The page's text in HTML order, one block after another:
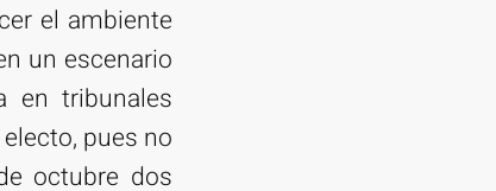
el ambiente
un escenario
en tribunales
pues no
octubre dos